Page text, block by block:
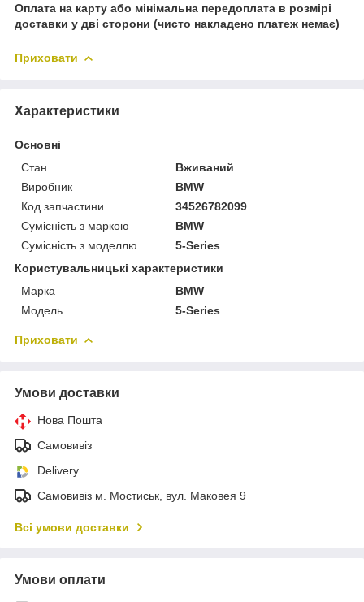
Оплата на карту або мінімальна передоплата в розмірі
доставки у дві сторони (чисто накладено платеж немає)
Приховати
Характеристики
Основні
Стан
Вживаний
Виробник
BMW
Код запчастини
34526782099
Сумісність з маркою
BMW
Сумісність з моделлю
5-Series
Користувальницькі характеристики
Марка
BMW
Модель
5-Series
Приховати
Умови доставки
Нова Пошта
Самовивіз
Delivery
Самовивіз м. Мостиськ, вул. Маковея 9
Всі умови доставки
Умови оплати